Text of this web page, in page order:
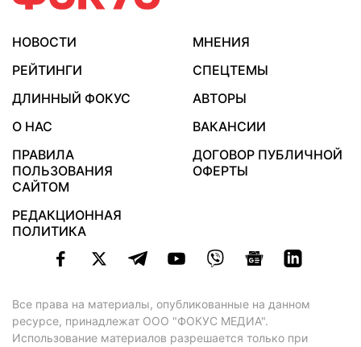
НОВОСТИ
МНЕНИЯ
РЕЙТИНГИ
СПЕЦТЕМЫ
ДЛИННЫЙ ФОКУС
АВТОРЫ
О НАС
ВАКАНСИИ
ПРАВИЛА
ПОЛЬЗОВАНИЯ
САЙТОМ
ДОГОВОР ПУБЛИЧНОЙ
ОФЕРТЫ
РЕДАКЦИОННАЯ
ПОЛИТИКА
Все права на материалы, опубликованные на данном
ресурсе, принадлежат ООО "ФОКУС МЕДИА".
Использование материалов разрешается только при